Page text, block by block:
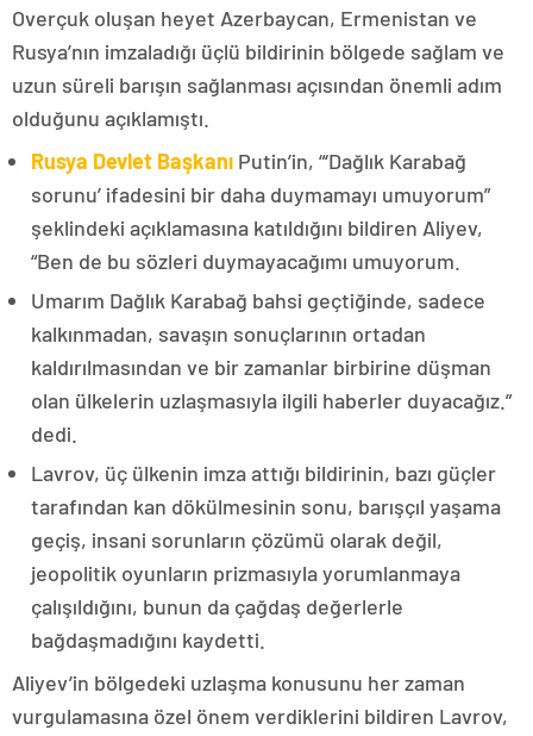
Overçuk oluşan heyet Azerbaycan, Ermenistan ve
Rusya’nın imzaladığı üçlü bildirinin bölgede sağlam ve
uzun süreli barışın sağlanması açısından önemli adım
olduğunu açıklamıştı.
Rusya Devlet Başkanı Putin’in, “‘Dağlık Karabağ
sorunu’ ifadesini bir daha duymamayı umuyorum”
şeklindeki açıklamasına katıldığını bildiren Aliyev,
“Ben de bu sözleri duymayacağımı umuyorum.
Umarım Dağlık Karabağ bahsi geçtiğinde, sadece
kalkınmadan, savaşın sonuçlarının ortadan
kaldırılmasından ve bir zamanlar birbirine düşman
olan ülkelerin uzlaşmasıyla ilgili haberler duyacağız.”
dedi.
Lavrov, üç ülkenin imza attığı bildirinin, bazı güçler
tarafından kan dökülmesinin sonu, barışçıl yaşama
geçiş, insani sorunların çözümü olarak değil,
jeopolitik oyunların prizmasıyla yorumlanmaya
çalışıldığını, bunun da çağdaş değerlerle
bağdaşmadığını kaydetti.
Aliyev’in bölgedeki uzlaşma konusunu her zaman
vurgulamasına özel önem verdiklerini bildiren Lavrov,